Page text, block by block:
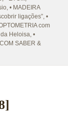
,• MADEIRA
ligações”,•
com
da Heloisa,•
SABER &